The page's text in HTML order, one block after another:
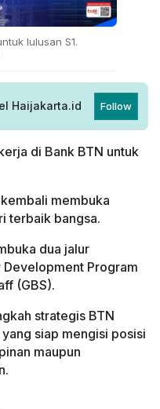
lulusan S1.
Haijakarta.id Follow
di Bank BTN untuk
membuka
terbaik bangsa.
dua jalur
Program
(GBS).
strategis BTN
siap mengisi posisi
maupun